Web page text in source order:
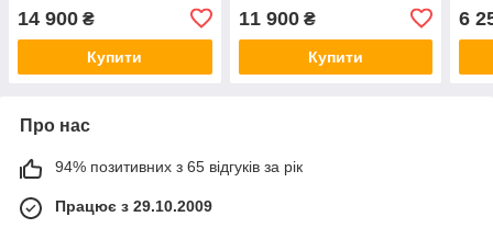
14 900 ₴
Купити
11 900₴
Купити
6
Про нас
94% позитивних з 65 відгуків за рік
Працює з 29.10.2009